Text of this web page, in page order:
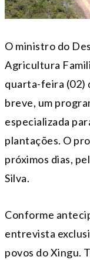
O ministro do
Agricultura
quarta-feira (02)
breve, um
especializada
plantações. O
próximos dias,
Silva.
Conforme
entrevista
povos do Xingu.